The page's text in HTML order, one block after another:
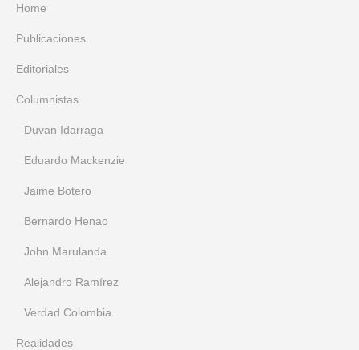
Home
Publicaciones
Editoriales
Columnistas
Duvan Idarraga
Eduardo Mackenzie
Jaime Botero
Bernardo Henao
John Marulanda
Alejandro Ramírez
Verdad Colombia
Realidades